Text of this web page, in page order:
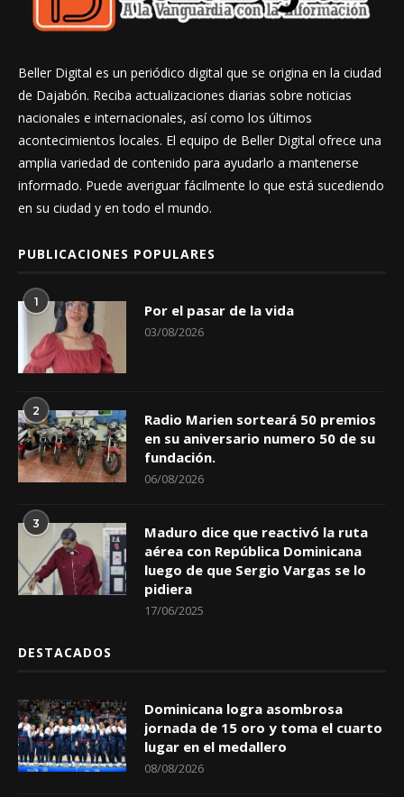
Beller Digital es un periódico digital que se origina en la ciudad
de Dajabón. Reciba actualizaciones diarias sobre noticias
nacionales e internacionales, así como los últimos
acontecimientos locales. El equipo de Beller Digital ofrece una
amplia variedad de contenido para ayudarlo a mantenerse
informado. Puede averiguar fácilmente lo que está sucediendo
en su ciudad y en todo el mundo.
PUBLICACIONES POPULARES
1 Por el pasar de la vida
03/08/2026
2
Radio Marien sorteará 50 premios
en su aniversario numero 50 de su
fundación.
06/08/2026
3
Maduro dice que reactivó la ruta
aérea con República Dominicana
luego de que Sergio Vargas se lo
pidiera
17/06/2025
DESTACADOS
Dominicana logra asombrosa
jornada de 15 oro y toma el cuarto
lugar en el medallero
08/08/2026